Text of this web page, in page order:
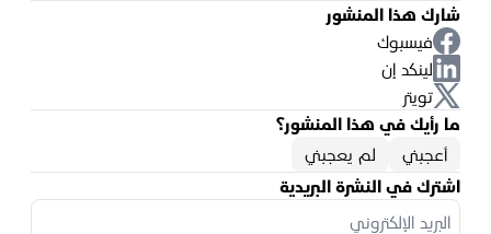
شارك هذا المنشور
فيسبوك
لينكد إن
تويتر
ما رأيك في هذا المنشور؟
أعجبني
لم يعجبني
اشترك في النشرة البريدية